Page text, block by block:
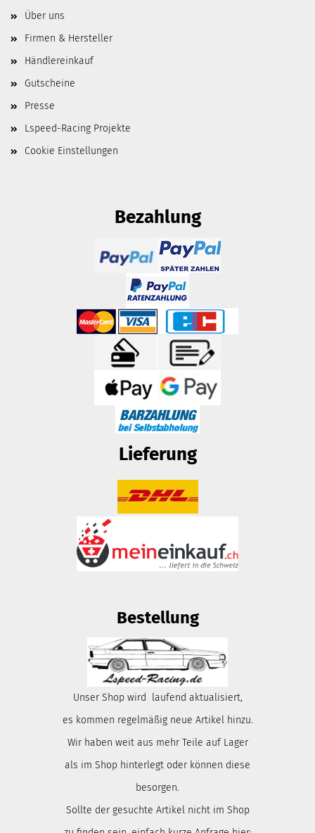
Über uns
Firmen & Hersteller
Händlereinkauf
Gutscheine
Presse
Lspeed-Racing Projekte
Cookie Einstellungen
Bezahlung
Lieferung
Bestellung
Unser Shop wird laufend aktualisiert,
es kommen regelmäßig neue Artikel hinzu.
Wir haben weit aus mehr Teile auf Lager
als im Shop hinterlegt oder können diese
besorgen.
Sollte der gesuchte Artikel nicht im Shop